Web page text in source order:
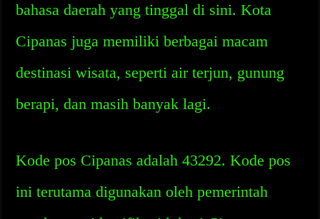
bahasa daerah yang tinggal di sini. Kota
Cipanas juga memiliki berbagai macam
destinasi wisata, seperti air terjun, gunung
berapi, dan masih banyak lagi.
Kode pos Cipanas adalah 43292. Kode pos
ini terutama digunakan oleh pemerintah